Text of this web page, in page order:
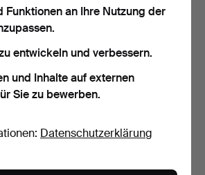
WANDPENDELUHR/KART
USCHENUHR, Louis-XVI-
3 Gebote
Funktionen an Ihre Nutzung der
entwickeln und verbessern.
und Inhalte auf externen
Sie zu bewerben.
Datenschutzerklärung